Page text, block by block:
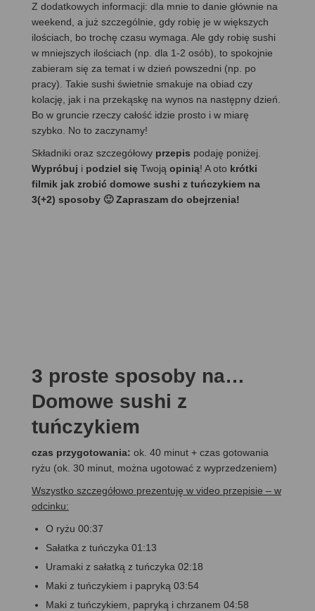
Z dodatkowych informacji: dla mnie to danie głównie na
weekend, a już szczególnie, gdy robię je w większych
ilościach, bo trochę czasu wymaga. Ale gdy robię sushi
w mniejszych ilościach (np. dla 1-2 osób), to spokojnie
zabieram się za temat i w dzień powszedni (np. po
pracy). Takie sushi świetnie smakuje na obiad czy
kolację, jak i na przekąskę na wynos na następny dzień.
Bo w gruncie rzeczy całość idzie prosto i w miarę
szybko. No to zaczynamy!
Składniki oraz szczegółowy przepis podaję poniżej.
Wypróbuj i podziel się Twoją opinią! A oto krótki
filmik jak zrobić domowe sushi z tuńczykiem na
3(+2) sposoby 🙂 Zapraszam do obejrzenia!
3 proste sposoby na…
Domowe sushi z
tuńczykiem
czas przygotowania: ok. 40 minut + czas gotowania
ryżu (ok. 30 minut, można ugotować z wyprzedzeniem)
Wszystko szczegółowo prezentuję w video przepisie – w
odcinku:
O ryżu 00:37
Sałatka z tuńczyka 01:13
Uramaki z sałatką z tuńczyka 02:18
Maki z tuńczykiem i papryką 03:54
Maki z tuńczykiem, papryką i chrzanem 04:58